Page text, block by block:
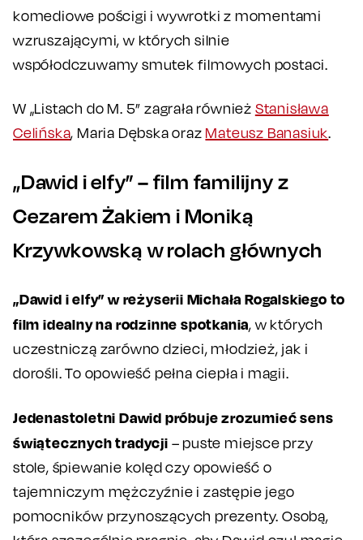
komediowe pościgi i wywrotki z momentami
wzruszającymi, w których silnie
współodczuwamy smutek filmowych postaci.
W „Listach do M. 5” zagrała również Stanisława
Celińska, Maria Dębska oraz Mateusz Banasiuk.
„Dawid i elfy” – film familijny z
Cezarem Żakiem i Moniką
Krzywkowską w rolach głównych
„Dawid i elfy” w reżyserii Michała Rogalskiego to
film idealny na rodzinne spotkania, w których
uczestniczą zarówno dzieci, młodzież, jak i
dorośli. To opowieść pełna ciepła i magii.
Jedenastoletni Dawid próbuje zrozumieć sens
świątecznych tradycji – puste miejsce przy
stole, śpiewanie kolęd czy opowieść o
tajemniczym mężczyźnie i zastępie jego
pomocników przynoszących prezenty. Osobą,